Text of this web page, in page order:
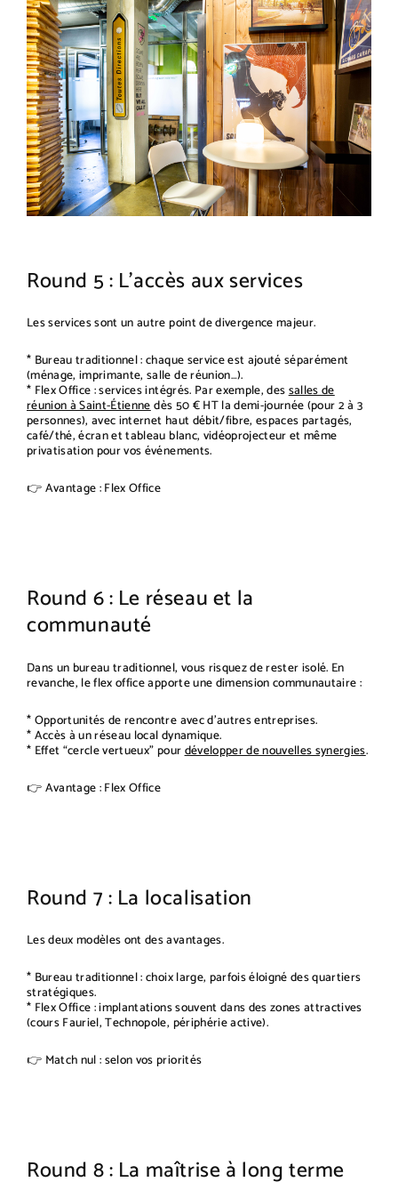
Round 5 : L’accès aux services
Les services sont un autre point de divergence majeur.
* Bureau traditionnel : chaque service est ajouté séparément
(ménage, imprimante, salle de réunion…).
* Flex Office : services intégrés. Par exemple, dessalles de
réunion à Saint-Étiennedès 50 € HT la demi-journée (pour 2 à 3
personnes), avec internet haut débit/fibre, espaces partagés,
café/thé, écran et tableau blanc, vidéoprojecteur et même
privatisation pour vos événements.
👉 Avantage : Flex Office
Round 6 : Le réseau et la
communauté
Dans un bureau traditionnel, vous risquez de rester isolé. En
revanche, le flex office apporte une dimension communautaire :
* Opportunités de rencontre avec d’autres entreprises.
* Accès à un réseau local dynamique.
* Effet “cercle vertueux” pourdévelopper de nouvelles synergies.
👉 Avantage : Flex Office
Round 7 : La localisation
Les deux modèles ont des avantages.
* Bureau traditionnel : choix large, parfois éloigné des quartiers
stratégiques.
* Flex Office : implantations souvent dans des zones attractives
(cours Fauriel, Technopole, périphérie active).
👉 Match nul : selon vos priorités
Round 8 : La maîtrise à long terme